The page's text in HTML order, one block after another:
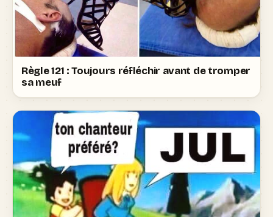
Règle 121 : Toujours réfléchir avant de tromper
sa meuf